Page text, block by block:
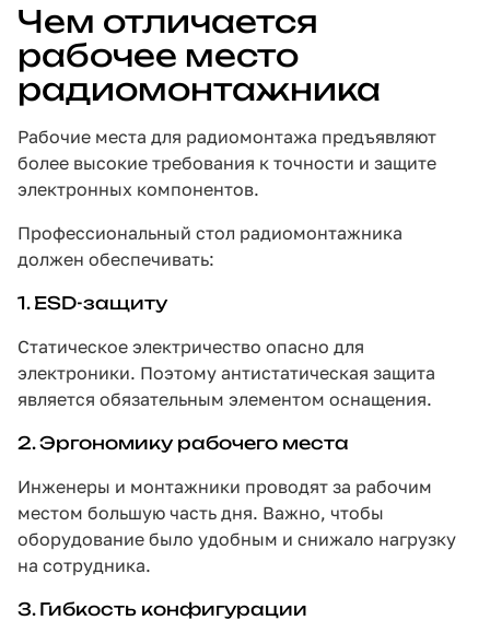
Чем отличается
рабочее место
радиомонтажника
Рабочие места для радиомонтажа предъявляют
более высокие требования к точности и защите
электронных компонентов.
Профессиональный стол радиомонтажника
должен обеспечивать:
1. ESD-защиту
Статическое электричество опасно для
электроники. Поэтому антистатическая защита
является обязательным элементом оснащения.
2. Эргономику рабочего места
Инженеры и монтажники проводят за рабочим
местом большую часть дня. Важно, чтобы
оборудование было удобным и снижало нагрузку
на сотрудника.
3. Гибкость конфигурации